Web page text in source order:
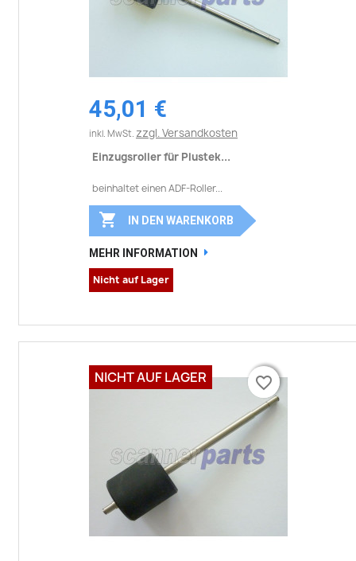
45,01 €
inkl. MwSt. zzgl. Versandkosten
Einzugsroller für Plustek...
beinhaltet einen ADF-Roller...
 IN DEN WARENKORB
MEHR INFORMATION
Nicht auf Lager
favorite_border
NICHT AUF LAGER favorite_border